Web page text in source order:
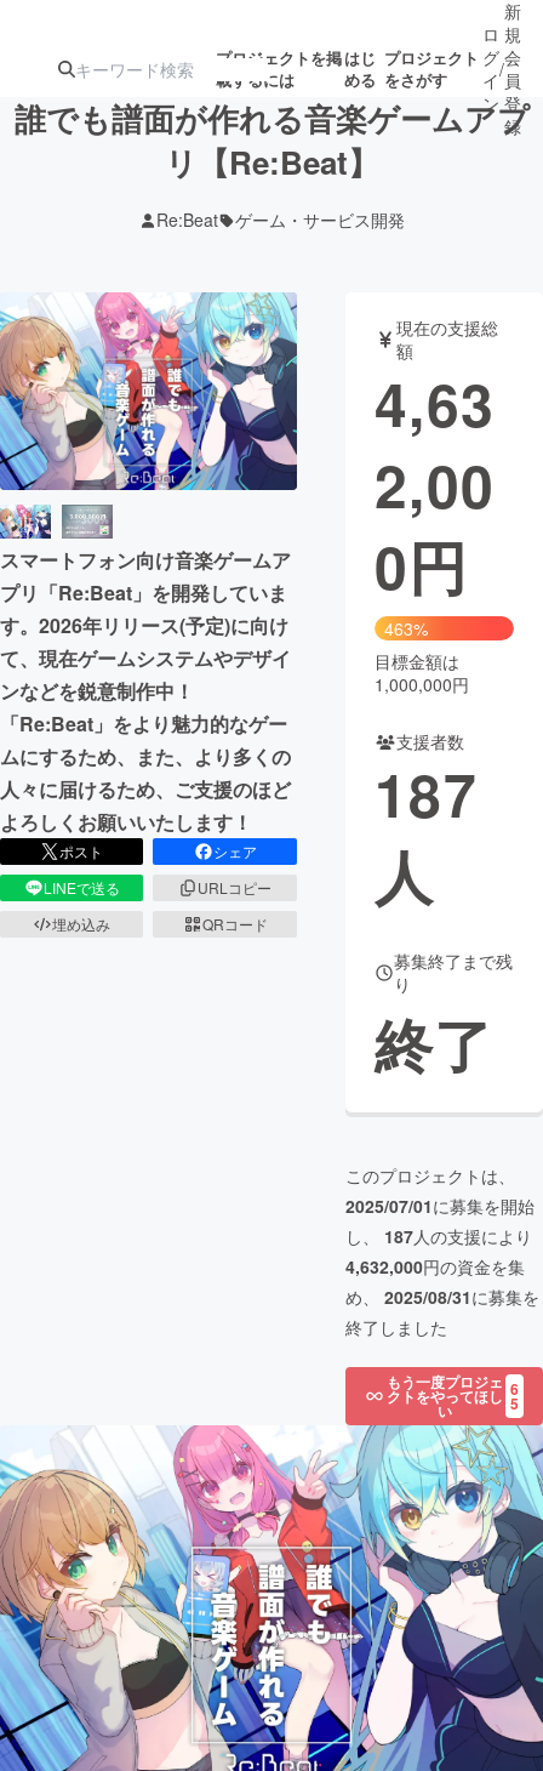
プロジェクトを掲
載するには
はじ
める
プロジェクト
をさがす
ターン
ジェクト
ロジェクト
アート・写真 音楽
テクノロジー・ガジェット ゲーム・サ
映像・映画
まちづくり・地域活性化
CAMPFIRE for Social Good
CAMPFIRE Creation
CAMPFIREふるさと納税
コミュニティ
ロ
グ
イ
ン
/
新
規
会
員
登
録
誰でも譜面が作れる音楽ゲームアプ
リ【Re:Beat】
Re:Beat ゲーム・サービス開発
スマートフォン向け音楽ゲームア
プリ「Re:Beat」を開発していま
す。2026年リリース(予定)に向け
て、現在ゲームシステムやデザイ
ンなどを鋭意制作中！
「Re:Beat」をより魅力的なゲー
ムにするため、また、より多くの
人々に届けるため、ご支援のほど
よろしくお願いいたします！
ポスト
シェア
LINEで送る
URLコピー
埋め込み
QRコード
現在の支援総
額
4,63
2,00
0円
463%
目標金額は
1,000,000円
支援者数
187
人
募集終了まで残
り
終了
このプロジェクトは、
2025/07/01に募集を開始
し、 187人の支援により
4,632,000円の資金を集
め、 2025/08/31に募集を
終了しました
もう一度プロジェ
クトをやってほし
い
6
5